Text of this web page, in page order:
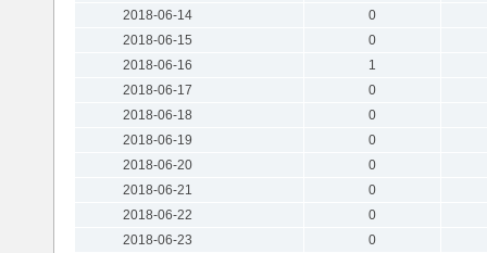
2018-06-14
0
2018-06-15
0
2018-06-16
1
2018-06-17
0
2018-06-18
0
2018-06-19
0
2018-06-20
0
2018-06-21
0
2018-06-22
0
2018-06-23
0